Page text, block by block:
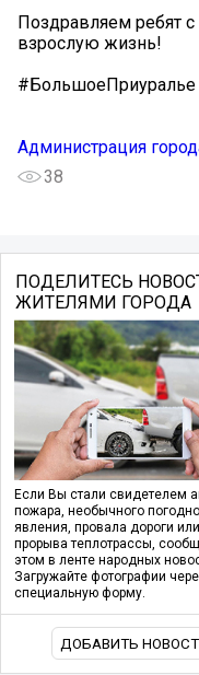
Поздравляем ребят
взрослую жизнь!
Администрация
38
ПОДЕЛИТЕСЬ
ЖИТЕЛЯМИ ГОРОДА
Если Вы стали свидетелем
пожара, необычного
явления, провала дороги или
прорыва теплотрассы,
этом в ленте народных
Загружайте фотографии
специальную форму.
ДОБАВИТЬ